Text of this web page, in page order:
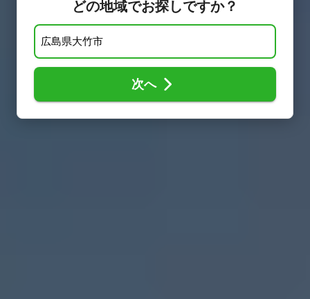
どの地域でお探しですか？
次へ